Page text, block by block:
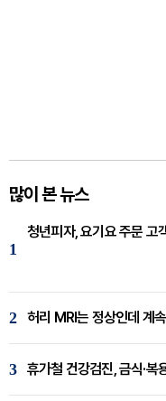
많이 본 뉴스
1
청년피자, 요기요 주문 고
2 허리 MRI는 정상인데 계
3 휴가철 건강검진, 금식·